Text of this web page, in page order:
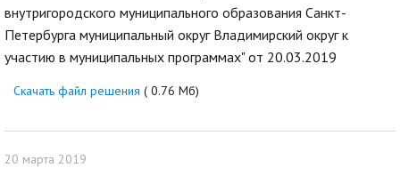
внутригородского муниципального образования Санкт-
Петербурга муниципальный округ Владимирский округ к
участию в муниципальных программах" от 20.03.2019
Скачать файл решения ( 0.76 Мб)
20 марта 2019